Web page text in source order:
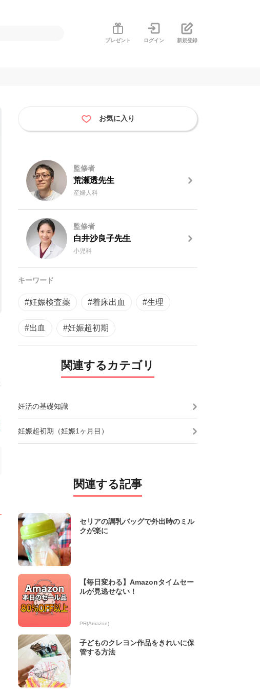
プレゼント ログイン 新規登録
お気に入り
監修者
荒瀬透先生
産婦人科
監修者
白井沙良子先生
小児科
キーワード
#妊娠検査薬 #着床出血 #生理
#出血 #妊娠超初期
関連するカテゴリ
妊活の基礎知識
妊娠超初期（妊娠1ヶ月目）
関連する記事
セリアの調乳バッグで外出時のミル
クが楽に
【毎日変わる】Amazonタイムセー
ルが見逃せない！
PR(Amazon)
子どものクレヨン作品をきれいに保
管する方法